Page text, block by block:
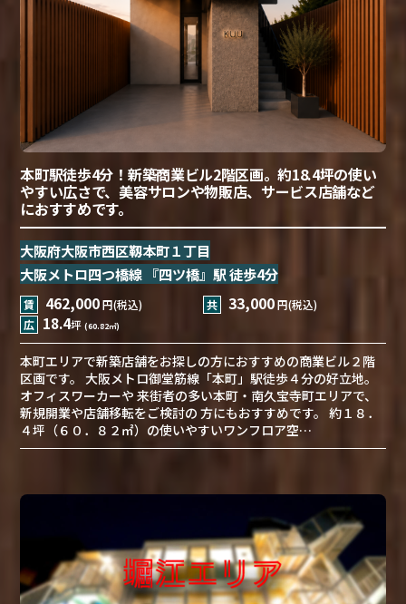
本町駅徒歩4分！新築商業ビル2階区画。約18.4坪の使い
やすい広さで、美容サロンや物販店、サービス店舗など
におすすめです。
大阪府大阪市西区靱本町１丁目
大阪メトロ四つ橋線 『四ツ橋』駅 徒歩4分
賃 462,000円(税込) 共 33,000円(税込)
広 18.4坪(60.82㎡)
本町エリアで新築店舗をお探しの方におすすめの商業ビル２階
区画です。 大阪メトロ御堂筋線「本町」駅徒歩４分の好立地。
オフィスワーカーや 来街者の多い本町・南久宝寺町エリアで、
新規開業や店舗移転をご検討の 方にもおすすめです。 約１８．
４坪（６０．８２㎡）の使いやすいワンフロア空…